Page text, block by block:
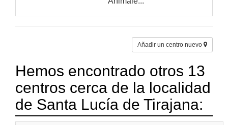
Añadir un centro nuevo
Hemos encontrado otros 13
centros cerca de la localidad
de Santa Lucía de Tirajana: